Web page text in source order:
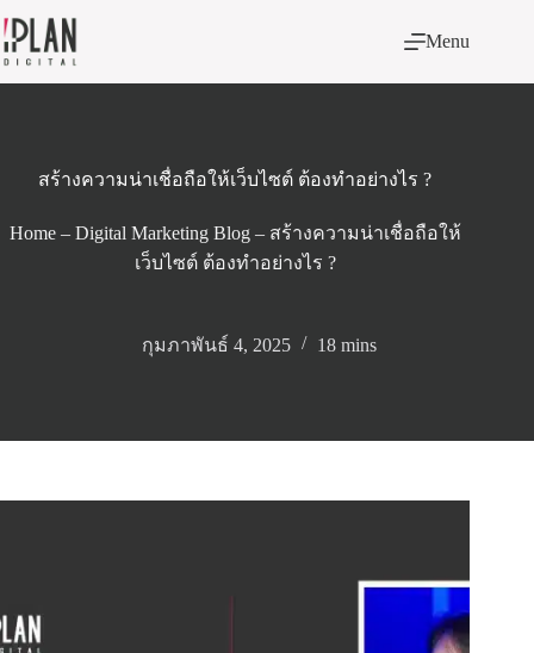
to
content
Menu
สร้างความน่าเชื่อถือให้เว็บไซต์ ต้องทำอย่างไร ?
Home– Digital Marketing Blog– สร้างความน่าเชื่อถือให้
เว็บไซต์ ต้องทำอย่างไร ?
กุมภาพันธ์ 4, 2025 18 mins